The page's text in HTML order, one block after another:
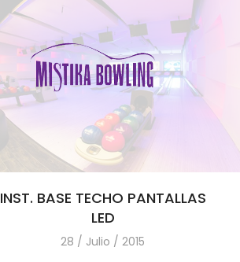
INST. BASE TECHO PANTALLAS
LED
28 / Julio / 2015